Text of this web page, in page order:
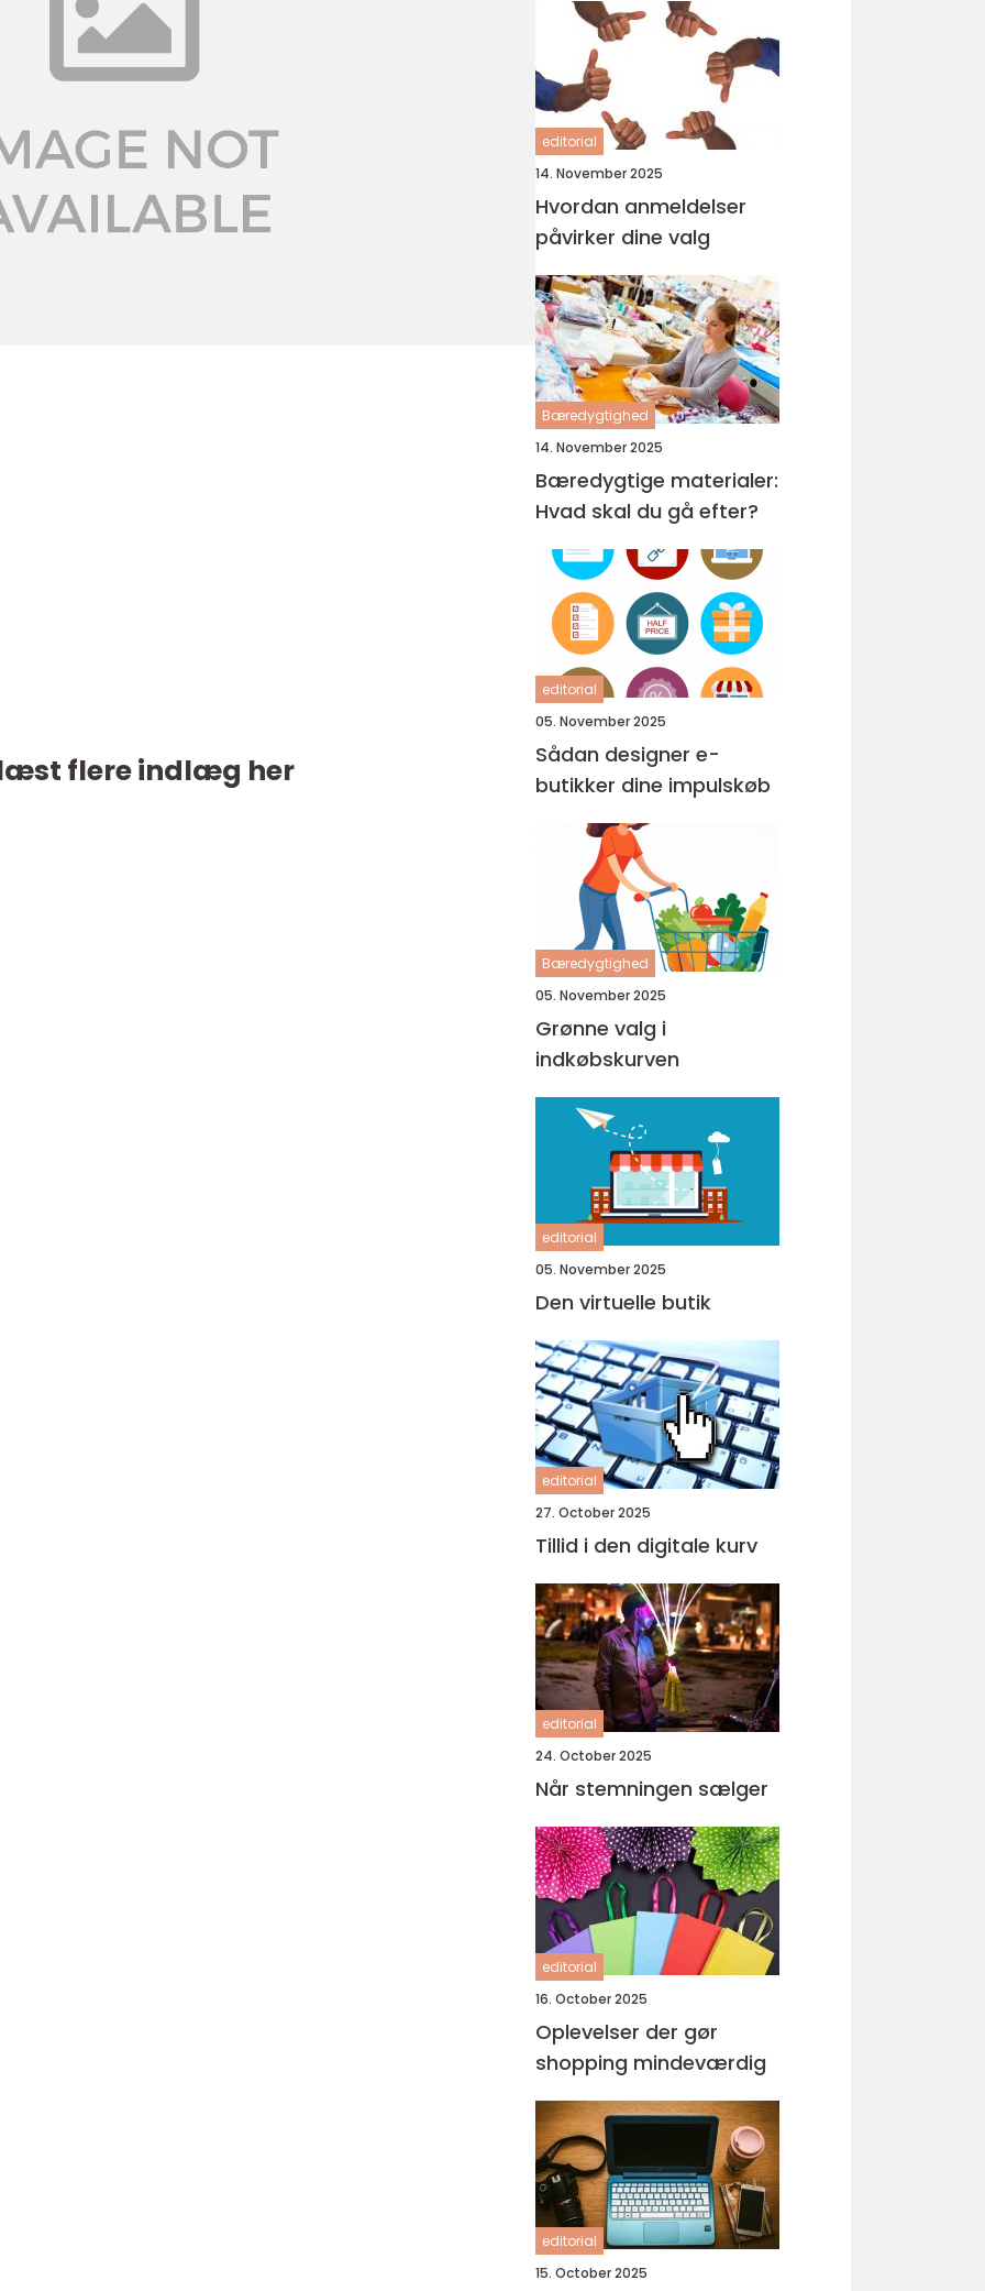
flere indlæg her
editorial
14. November 2025
Hvordan anmeldelser
påvirker dine valg
Bæredygtighed
14. November 2025
Bæredygtige materialer:
Hvad skal du gå efter?
editorial
05. November 2025
Sådan designer e-
butikker dine impulskøb
Bæredygtighed
05. November 2025
Grønne valg i
indkøbskurven
editorial
05. November 2025
Den virtuelle butik
editorial
27. October 2025
Tillid i den digitale kurv
editorial
24. October 2025
Når stemningen sælger
editorial
16. October 2025
Oplevelser der gør
shopping mindeværdig
editorial
15. October 2025